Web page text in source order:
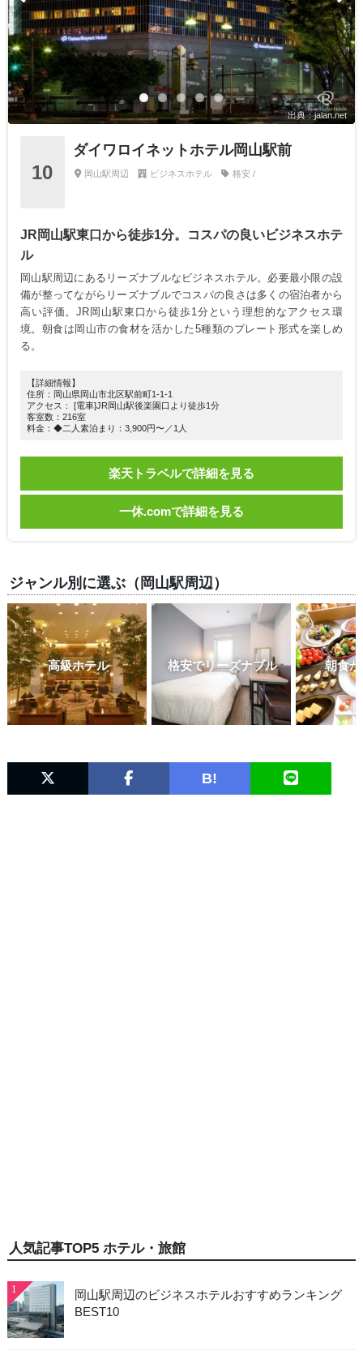
出典：jalan.net
10
ダイワロイネットホテル岡山駅前
岡山駅周辺 ビジネスホテル 格安 /
JR岡山駅東口から徒歩1分。コスパの良いビジネスホテ
ル
岡山駅周辺にあるリーズナブルなビジネスホテル。必要最小限の設
備が整ってながらリーズナブルでコスパの良さは多くの宿泊者から
高い評価。JR岡山駅東口から徒歩1分という理想的なアクセス環
境。朝食は岡山市の食材を活かした5種類のプレート形式を楽しめ
る。
【詳細情報】
住所：岡山県岡山市北区駅前町1-1-1
アクセス： [電車]JR岡山駅後楽園口より徒歩1分
客室数：216室
料金：◆二人素泊まり：3,900円〜／1人
楽天トラベルで詳細を見る
一休.comで詳細を見る
ジャンル別に選ぶ（岡山駅周辺）
高級ホテル 格安でリーズナブル 朝食
B!
人気記事TOP5 ホテル・旅館
1
岡山駅周辺のビジネスホテルおすすめランキング
BEST10